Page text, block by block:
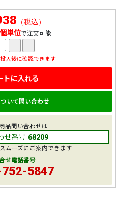
（税込）
単位で注文可能
入後に確認できます
トに入れる
いて問い合わせ
品問い合わせは
せ番号 68209
ムーズにご案内できます
せ電話番号
5847